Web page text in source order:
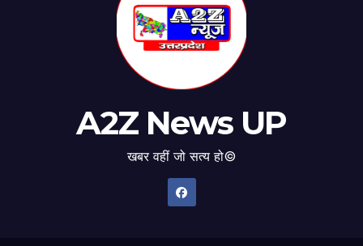
A2Z News UP
खबर वहीं जो सत्य हो©